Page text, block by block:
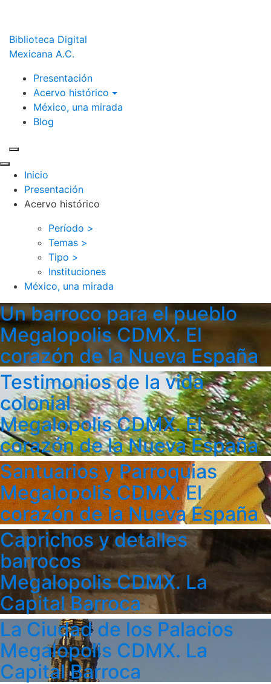
Biblioteca Digital
Mexicana A.C.
Presentación
Acervo histórico
México, una mirada
Blog
Inicio
Presentación
Acervo histórico
Período >
Temas >
Tipo >
Instituciones
México, una mirada
Un barroco para el pueblo
Megalopolis CDMX. El
corazón de la Nueva España
Testimonios de la vida
colonial
Megalopolis CDMX. El
corazón de la Nueva España
Santuarios y Parroquias
Megalopolis CDMX. El
corazón de la Nueva España
Caprichos y detalles
barrocos
Megalopolis CDMX. La
Capital Barroca
La Ciudad de los Palacios
Megalopolis CDMX. La
Capital Barroca